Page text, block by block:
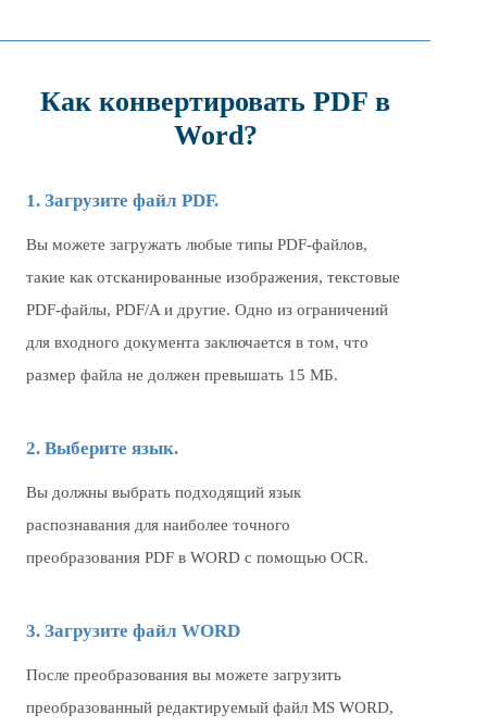
Как конвертировать PDF в
Word?
1. Загрузите файл PDF.
Вы можете загружать любые типы PDF-файлов,
такие как отсканированные изображения, текстовые
PDF-файлы, PDF/A и другие. Одно из ограничений
для входного документа заключается в том, что
размер файла не должен превышать 15 МБ.
2. Выберите язык.
Вы должны выбрать подходящий язык
распознавания для наиболее точного
преобразования PDF в WORD с помощью OCR.
3. Загрузите файл WORD
После преобразования вы можете загрузить
преобразованный редактируемый файл MS WORD,